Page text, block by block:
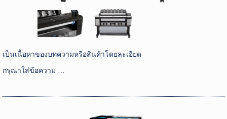
เป็นเนื้อหาของบทความหรือสินค้าโดยละเอียด
กรุณาใส่ข้อความ …